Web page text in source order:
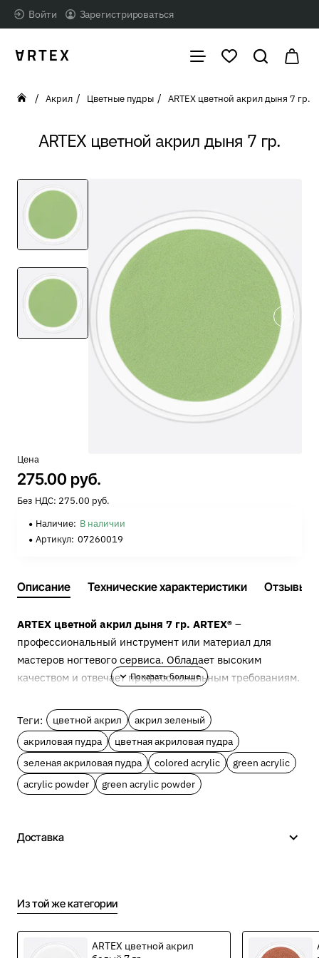
Войти Зарегистрироваться
ARTEX цветной акрил дыня 7 гр.
home
Акрил Цветные пудры ARTEX цветной акрил дыня 7 гр.
Цена
275.00 руб.
Без НДС: 275.00 руб.
Наличие: В наличии
Артикул: 07260019
Описание Технические характеристики Отзывы
ARTEX цветной акрил дыня 7 гр. ARTEX® –
профессиональный инструмент или материал для
мастеров ногтевого сервиса. Обладает высоким
качеством и отвечает профессиональным требованиям.
акрил дыня 7 гр.
Цветной акрил ARTEX идеально подходит для
плоскостной и объемной лепки, тонирования и
однотонного моделирования. Каждый тон можно
эластична, слушается кисть. После взаимодействия с
мелкий помол обеспечивает самовыравнивание
Теги: цветной акрил
акрил зеленый
акриловая пудра
цветная акриловая пудра
зеленая акриловая пудра
colored acrylic
green acrylic
acrylic powder
green acrylic powder
Доставка
Из той же категории
ARTEX цветной акрил